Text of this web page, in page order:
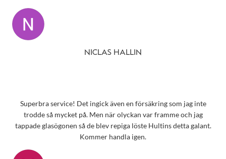
NICLAS HALLIN
Superbra service! Det ingick även en försäkring som jag inte
trodde så mycket på. Men när olyckan var framme och jag
tappade glasögonen så de blev repiga löste Hultins detta galant.
Kommer handla igen.